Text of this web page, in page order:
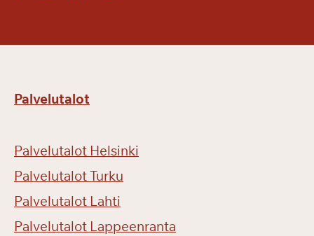
Palvelutalot
Palvelutalot Helsinki
Palvelutalot Turku
Palvelutalot Lahti
Palvelutalot Lappeenranta